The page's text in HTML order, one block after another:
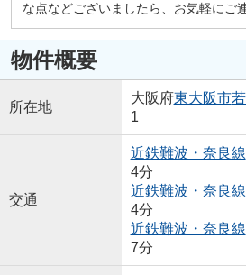
な点などございましたら、お気軽にご
物件概要
所在地
大阪府東大阪市
1
交通
近鉄難波・奈良線
4分
近鉄難波・奈良線
4分
近鉄難波・奈良線
7分